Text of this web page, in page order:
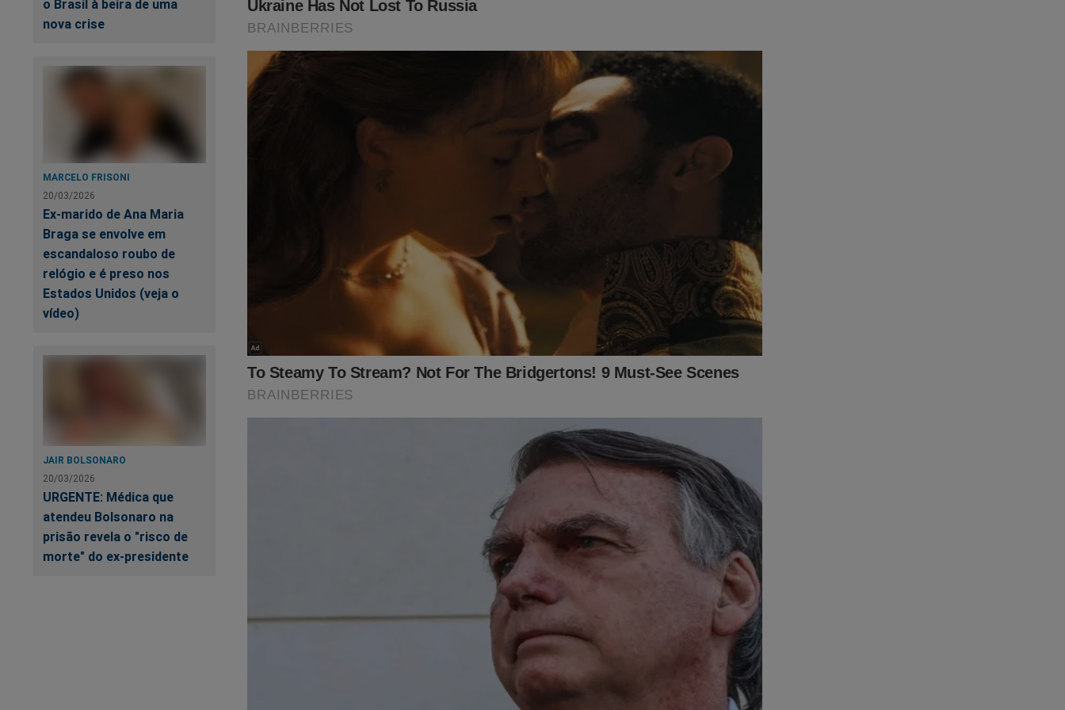
o Brasil à beira de uma
nova crise
MARCELO FRISONI
20/03/2026
Ex-marido de Ana Maria
Braga se envolve em
escandaloso roubo de
relógio e é preso nos
Estados Unidos (veja o
vídeo)
JAIR BOLSONARO
20/03/2026
URGENTE: Médica que
atendeu Bolsonaro na
prisão revela o "risco de
morte" do ex-presidente